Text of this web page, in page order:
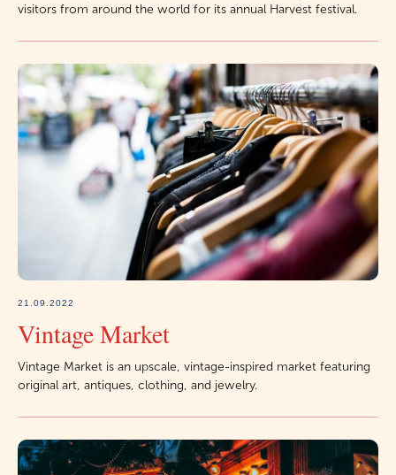
visitors from around the world for its annual Harvest festival.
21.09.2022
Vintage Market
Vintage Market is an upscale, vintage-inspired market featuring
original art, antiques, clothing, and jewelry.